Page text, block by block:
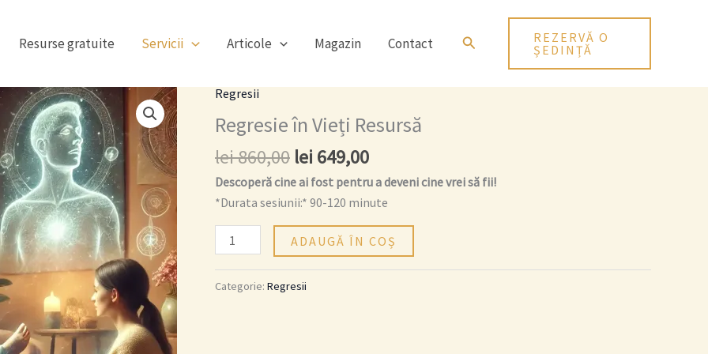
Resurse gratuite Servicii Articole Magazin Contact Search
REZERVĂ O
ȘEDINȚĂ
Regresii
Regresie în Vieți Resursă
lei860,00
inițial
a
fost:
lei 860,00.
lei 649,00
curent
este:
lei 649,00.
Descoperă cine ai fost pentru a deveni cine vrei să fii!
*Durata sesiunii:* 90-120 minute
Cantitate
Regresie
Vieți
Resursă
ADAUGĂ ÎN COȘ
Categorie: Regresii